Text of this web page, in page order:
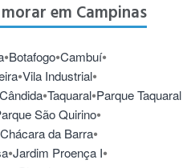
em Campinas
•Botafogo•Cambuí•
•Vila Industrial•
•Taquaral•Parque Taquaral
São Quirino•
Chácara da Barra•
•Jardim Proença I•